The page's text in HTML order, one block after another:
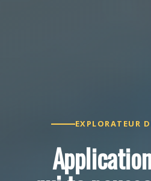
EXPLORATEUR